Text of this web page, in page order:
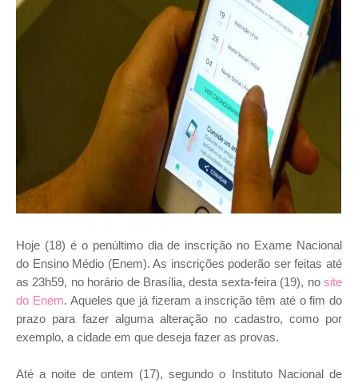
Hoje (18) é o penúltimo dia de inscrição no Exame Nacional
do Ensino Médio (Enem). As inscrições poderão ser feitas até
as 23h59, no horário de Brasília, desta sexta-feira (19), no site
do Enem. Aqueles que já fizeram a inscrição têm até o fim do
prazo para fazer alguma alteração no cadastro, como por
exemplo, a cidade em que deseja fazer as provas.
Até a noite de ontem (17), segundo o Instituto Nacional de